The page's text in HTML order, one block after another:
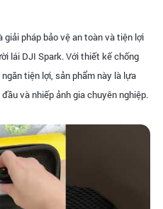
pháp bảo vệ an toàn và tiện lợi
lái DJI Spark. Với thiết kế chống
tiện lợi, sản phẩm này là lựa
và nhiếp ảnh gia chuyên nghiệp.